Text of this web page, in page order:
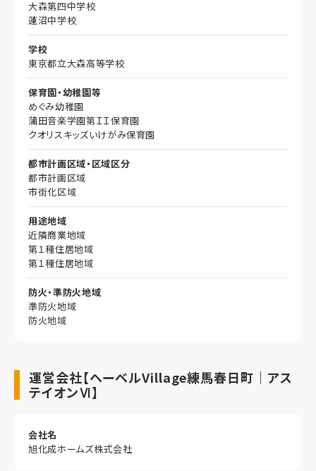
大森第四中学校
蓮沼中学校
学校
東京都立大森高等学校
保育園・幼稚園等
めぐみ幼稚園
蒲田音楽学園第ＩＩ保育園
クオリスキッズいけがみ保育園
都市計画区域・区域区分
都市計画区域
市街化区域
用途地域
近隣商業地域
第１種住居地域
第１種住居地域
防火・準防火地域
準防火地域
防火地域
運営会社【ヘーベルVillage練馬春日町｜アス
テイオンⅥ】
会社名
旭化成ホームズ株式会社